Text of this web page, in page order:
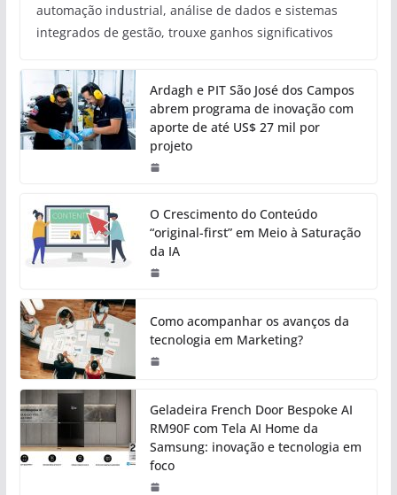
automação industrial, análise de dados e sistemas
integrados de gestão, trouxe ganhos significativos
Ardagh e PIT São José dos Campos
abrem programa de inovação com
aporte de até US$ 27 mil por
projeto
O Crescimento do Conteúdo
“original-first” em Meio à Saturação
da IA
Como acompanhar os avanços da
tecnologia em Marketing?
Geladeira French Door Bespoke AI
RM90F com Tela AI Home da
Samsung: inovação e tecnologia em
foco